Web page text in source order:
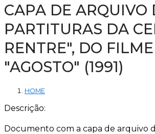
CAPA DE ARQUIVO
PARTITURAS DA
RENTRE", DO FILME
"AGOSTO" (1991)
HOME
Descrição:
Documento com a capa de arquivo